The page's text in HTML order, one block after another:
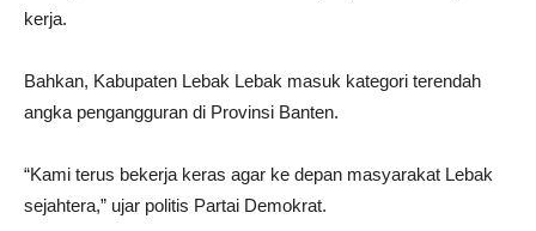
kerja.
Bahkan, Kabupaten Lebak Lebak masuk kategori terendah
angka pengangguran di Provinsi Banten.
“Kami terus bekerja keras agar ke depan masyarakat Lebak
sejahtera,” ujar politis Partai Demokrat.